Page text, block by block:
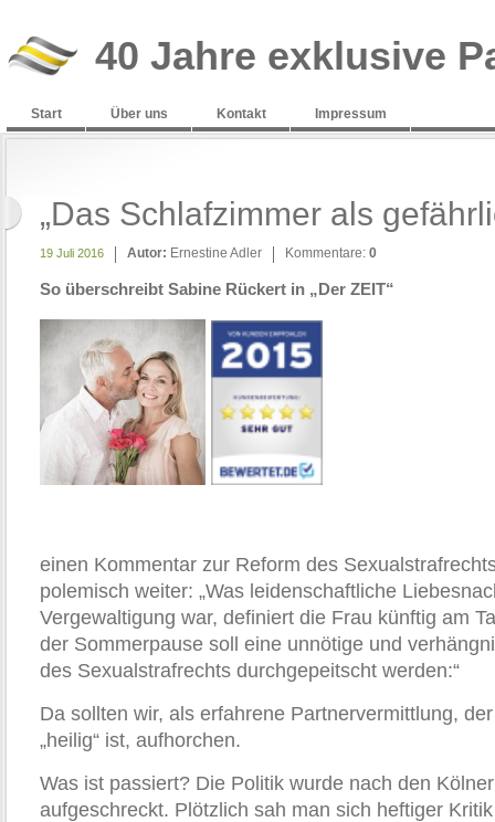
40 Jahre exklusive
Start Über uns Kontakt Impressum
„Das Schlafzimmer als
19 Juli 2016 Autor: Ernestine Adler Kommentare: 0
So überschreibt Sabine Rückert in „Der ZEIT“
einen Kommentar zur Reform des
polemisch weiter: „Was leidenschaftliche
Vergewaltigung war, definiert die Frau künftig am
der Sommerpause soll eine unnötige und
des Sexualstrafrechts durchgepeitscht werden:“
Da sollten wir, als erfahrene Partnervermittlung,
„heilig“ ist, aufhorchen.
Was ist passiert? Die Politik wurde nach den
aufgeschreckt. Plötzlich sah man sich heftiger